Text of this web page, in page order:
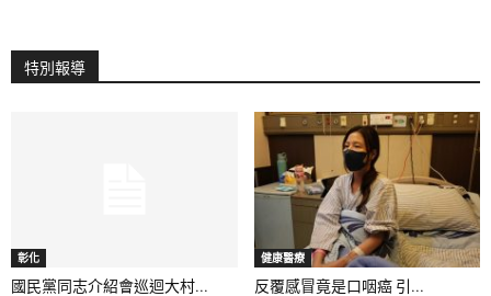
特別報導
彰化
國民黨同志介紹會巡迴大村...
健康醫療
反覆感冒竟是口咽癌 引...